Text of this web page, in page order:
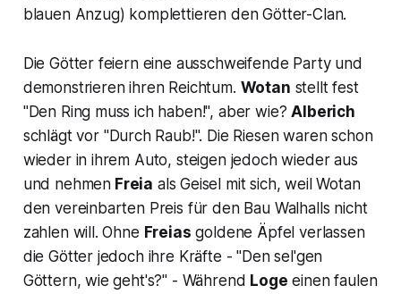
blauen Anzug) komplettieren den Götter-Clan.
Die Götter feiern eine ausschweifende Party und
demonstrieren ihren Reichtum. Wotan stellt fest
"Den Ring muss ich haben!", aber wie?Alberich
schlägt vor "Durch Raub!". Die Riesen waren schon
wieder in ihrem Auto, steigen jedoch wieder aus
und nehmen Freia als Geisel mit sich, weil Wotan
den vereinbarten Preis für den Bau Walhalls nicht
zahlen will. Ohne Freias goldene Äpfel verlassen
die Götter jedoch ihre Kräfte - "Den sel'gen
Göttern, wie geht's?" - Während Loge einen faulen